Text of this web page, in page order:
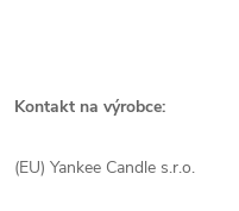
Kontakt na výrobce:
(EU) Yankee Candle s.r.o.